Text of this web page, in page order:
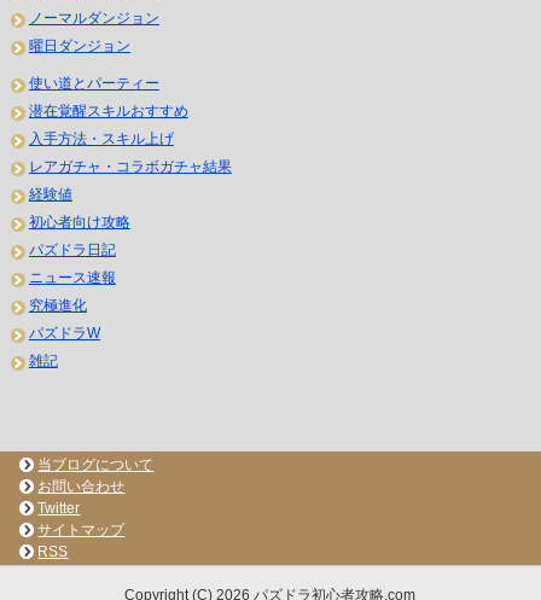
ノーマルダンジョン
曜日ダンジョン
使い道とパーティー
潜在覚醒スキルおすすめ
入手方法・スキル上げ
レアガチャ・コラボガチャ結果
経験値
初心者向け攻略
パズドラ日記
ニュース速報
究極進化
パズドラW
雑記
当ブログについて
お問い合わせ
Twitter
サイトマップ
RSS
Copyright (C) 2026 パズドラ初心者攻略.com